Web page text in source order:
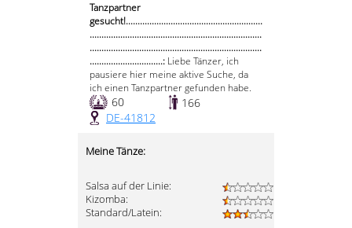
Tanzpartner
gesucht!..........................................................
.........................................................................
.........................................................................
...............................: Liebe Tänzer, ich
pausiere hier meine aktive Suche, da
ich einen Tanzpartner gefunden habe.
60
166
DE-41812
Meine Tänze:
Salsa auf der Linie:
Kizomba:
Standard/Latein: